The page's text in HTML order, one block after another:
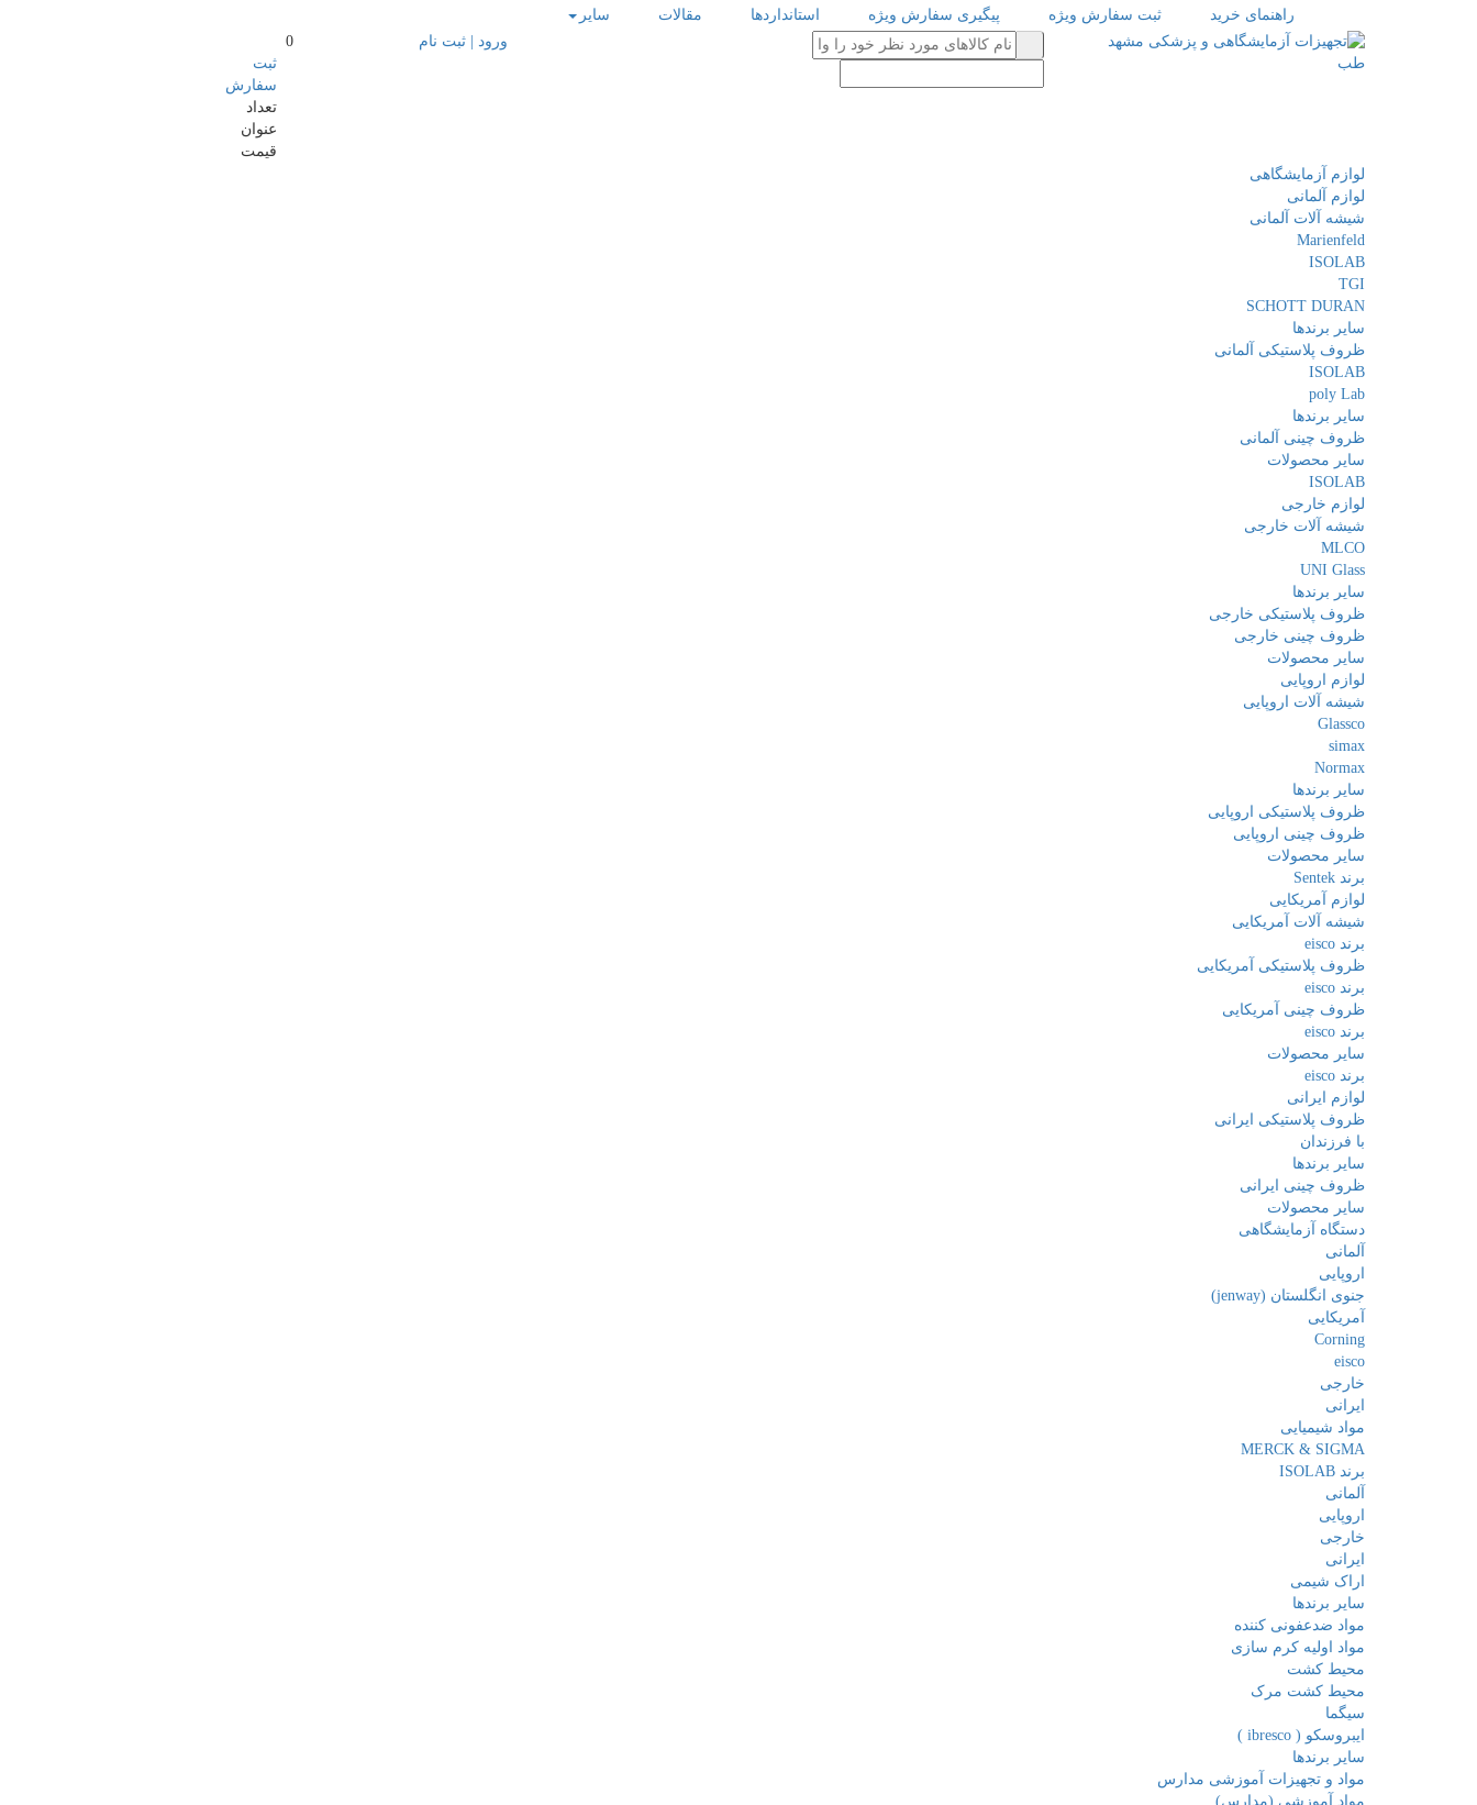
راهنمای خرید ثبت سفارش ویژه پیگیری سفارش ویژه استانداردها مقالات
سایر
0
ثبت
سفارش
تعداد
عنوان
قیمت
ورود | ثبت نام
لوازم آزمایشگاهی
لوازم آلمانی
شیشه آلات آلمانی
Marienfeld
ISOLAB
TGI
SCHOTT DURAN
سایر برندها
ظروف پلاستیکی آلمانی
ISOLAB
poly Lab
سایر برندها
ظروف چینی آلمانی
سایر محصولات
ISOLAB
لوازم خارجی
شیشه آلات خارجی
MLCO
UNI Glass
سایر برندها
ظروف پلاستیکی خارجی
ظروف چینی خارجی
سایر محصولات
لوازم اروپایی
شیشه آلات اروپایی
Glassco
simax
Normax
سایر برندها
ظروف پلاستیکی اروپایی
ظروف چینی اروپایی
سایر محصولات
برند Sentek
لوازم آمریکایی
شیشه آلات آمریکایی
برند eisco
ظروف پلاستیکی آمریکایی
برند eisco
ظروف چینی آمریکایی
برند eisco
سایر محصولات
برند eisco
لوازم ایرانی
ظروف پلاستیکی ایرانی
با فرزندان
سایر برندها
ظروف چینی ایرانی
سایر محصولات
دستگاه آزمایشگاهی
آلمانی
اروپایی
جنوی انگلستان (jenway)
آمریکایی
Corning
eisco
خارجی
ایرانی
مواد شیمیایی
MERCK & SIGMA
برند ISOLAB
آلمانی
اروپایی
خارجی
ایرانی
اراک شیمی
سایر برندها
مواد ضدعفونی کننده
مواد اولیه کرم سازی
محیط کشت
محیط کشت مرک
سیگما
ایبروسکو ( ibresco )
سایر برندها
مواد و تجهیزات آموزشی مدارس
مواد آموزشی (مدارس)